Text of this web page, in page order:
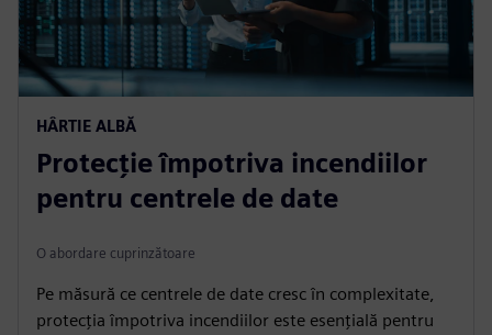
HÂRTIE ALBĂ
Protecție împotriva incendiilor
pentru centrele de date
O abordare cuprinzătoare
Pe măsură ce centrele de date cresc în complexitate,
protecția împotriva incendiilor este esențială pentru